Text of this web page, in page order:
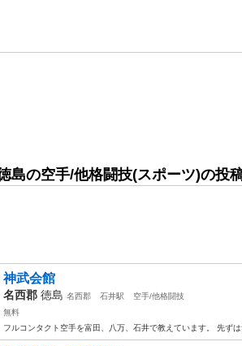
島の空手/他格闘技(スポーツ)の投
神武会館
名西郡 徳島 名西郡 石井駅
空手/他格闘技
無料
フルコンタクト空手を富田、八万、石井で教えています。 先ず